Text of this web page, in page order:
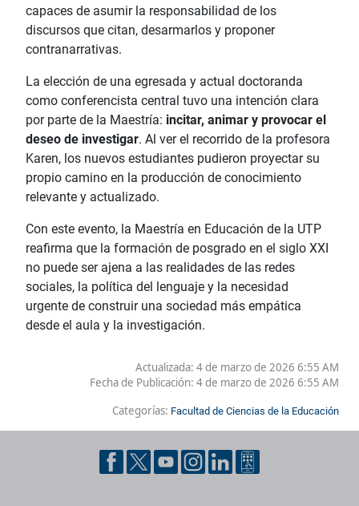
capaces de asumir la responsabilidad de los
discursos que citan, desarmarlos y proponer
contranarrativas.
La elección de una egresada y actual doctoranda
como conferencista central tuvo una intención clara
por parte de la Maestría: incitar, animar y provocar el
deseo de investigar. Al ver el recorrido de la profesora
Karen, los nuevos estudiantes pudieron proyectar su
propio camino en la producción de conocimiento
relevante y actualizado.
Con este evento, la Maestría en Educación de la UTP
reafirma que la formación de posgrado en el siglo XXI
no puede ser ajena a las realidades de las redes
sociales, la política del lenguaje y la necesidad
urgente de construir una sociedad más empática
desde el aula y la investigación.
Actualizada: 4 de marzo de 2026 6:55 AM
Fecha de Publicación: 4 de marzo de 2026 6:55 AM
Categorías: Facultad de Ciencias de la Educación